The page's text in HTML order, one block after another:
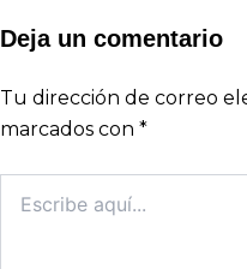
Deja un comentario
Tu dirección de correo
marcados con *
aquí...